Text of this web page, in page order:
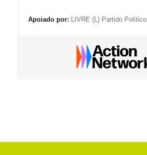
Apoiado por: LIVRE (L) Partido Político